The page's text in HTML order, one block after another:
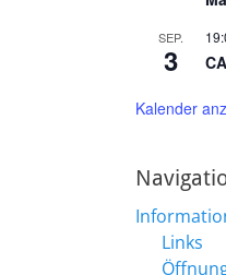
SEP.
3
Kalender
Links